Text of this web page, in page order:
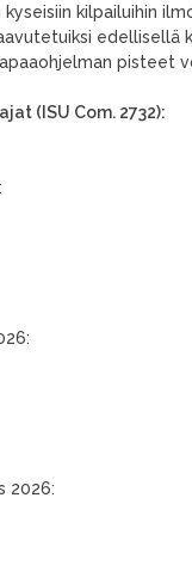
kilpailuihin
edellisellä
pisteet
(ISU Com. 2732):
2026: